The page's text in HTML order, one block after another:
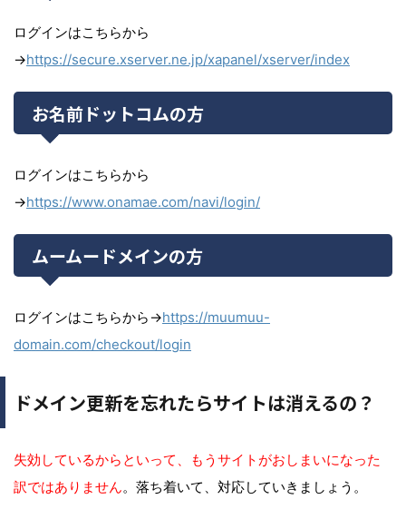
ログインはこちらから
→https://secure.xserver.ne.jp/xapanel/xserver/index
お名前ドットコムの方
ログインはこちらから
→https://www.onamae.com/navi/login/
ムームードメインの方
ログインはこちらから→https://muumuu-
domain.com/checkout/login
ドメイン更新を忘れたらサイトは消えるの？
失効しているからといって、もうサイトがおしまいになった
訳ではありません。落ち着いて、対応していきましょう。